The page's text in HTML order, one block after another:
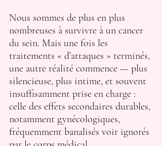
Nous sommes de plus en plus
nombreuses à survivre à un cancer
du sein. Mais une fois les
traitements « d’attaques » terminés,
une autre réalité commence — plus
silencieuse, plus intime, et souvent
insuffisamment prise en charge :
celle des effets secondaires durables,
notamment gynécologiques,
fréquemment banalisés voir ignorés